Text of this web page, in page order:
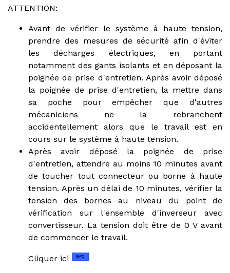
ATTENTION:
Avant de vérifier le système à haute tension,
prendre des mesures de sécurité afin d'éviter
les décharges électriques, en portant
notamment des gants isolants et en déposant la
poignée de prise d'entretien. Après avoir déposé
la poignée de prise d'entretien, la mettre dans
sa poche pour empêcher que d'autres
mécaniciens ne la rebranchent
accidentellement alors que le travail est en
cours sur le système à haute tension.
Après avoir déposé la poignée de prise
d'entretien, attendre au moins 10 minutes avant
de toucher tout connecteur ou borne à haute
tension. Après un délai de 10 minutes, vérifier la
tension des bornes au niveau du point de
vérification sur l'ensemble d'inverseur avec
convertisseur. La tension doit être de 0 V avant
de commencer le travail.
Cliquer ici